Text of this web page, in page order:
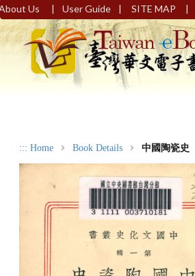
Us | User Guide | SITE MAP |
::: Home Book Details 中國陶瓷史